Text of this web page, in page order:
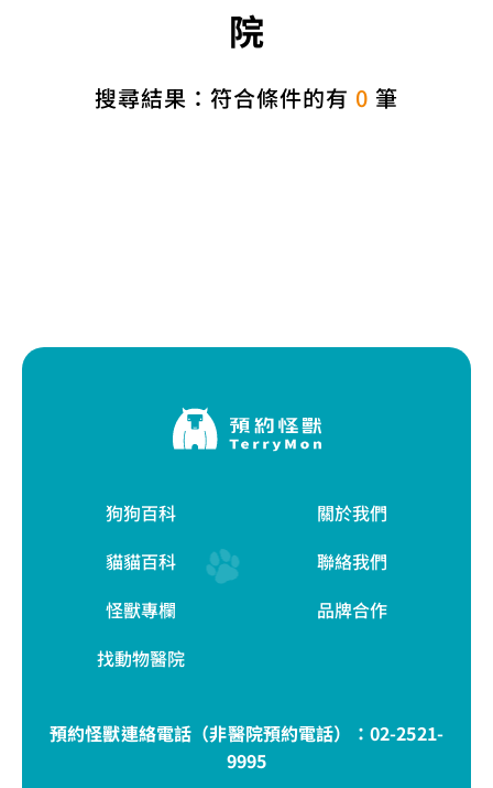
院
搜尋結果：符合條件的有 0 筆
狗狗百科
貓貓百科
怪獸專欄
找動物醫院
關於我們
聯絡我們
品牌合作
預約怪獸連絡電話（非醫院預約電話）： 02-2521-
9995